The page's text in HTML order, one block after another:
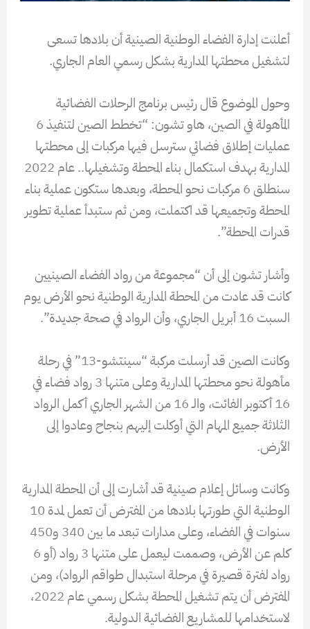
أعلنت إدارة الفضاء الوطنية الصينية أن بلادها تسعى
لتشغيل محطتها المدارية بشكل رسمي العام الجاري.
وحول الموضوع قال رئيس برنامج الرحلات الفضائية
المأهولة في الصين، هاو تشون: “تخطط الصين لتنفيذ 6
عمليات إطلاق فضائي سترسل فيها مركبات إلى محطتها
المدارية بهدف استكمال بناء المحطة وتشغيلها.. عام 2022
سنطلق 6 مركبات نحو المحطة، وبعدها ستكون عملية بناء
المحطة وتجميعها قد اكتملت، ومن ثم ستبدأ عملية تطوير
قدرات المحطة”.
وأشار تشون إلى أن “مجموعة من رواد الفضاء الصينيين
كانت قد عادت من المحطة المدارية الوطنية نحو الأرض يوم
السبت 16 أبريل الجاري، وأن الرواد في صحة جديدة”.
وكانت الصين قد أرسلت مركبة “سينتشو-13” في رحلة
مأهولة نحو محطتها المدارية وعلى متنها 3 رواد فضاء في
16 أكتوبر الفائت، والـ 16 من الشهر الجاري أكمل الرواد
الثلاثة جميع المهام التي أوكلت إليهم بنجاح وعادوا إلى
الأرض.
وكانت وسائل إعلام صينية قد أشارت إلى أن المحطة المدارية
الوطنية التي طورتها بلادها من المفترض أن تعمل لمدة 10
سنوات في الفضاء، وعلى مدارات تبعد ما بين 340 و450
كلم عن الأرض، وصممت ليعمل على متنها 3 رواد (أو 6
رواد لفترة قصيرة في مرحلة استبدال طواقم الرواد)، ومن
المفترض أن يتم تشغيل المحطة بشكل رسمي عام 2022،
لاستخدامها للمشاريع الفضائية الدولية.